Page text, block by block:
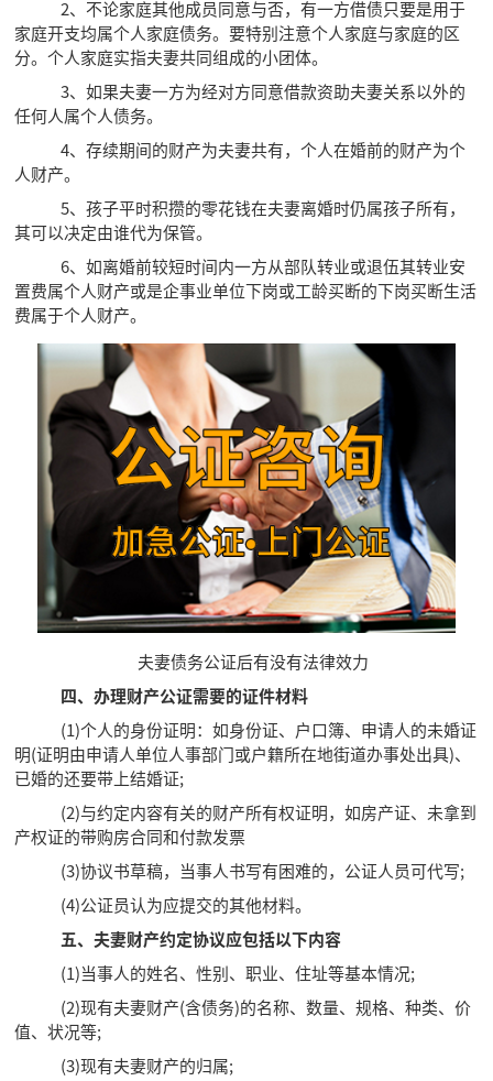
2、不论家庭其他成员同意与否，有一方借债只要是用于
家庭开支均属个人家庭债务。要特别注意个人家庭与家庭的区
分。个人家庭实指夫妻共同组成的小团体。
3、如果夫妻一方为经对方同意借款资助夫妻关系以外的
任何人属个人债务。
4、存续期间的财产为夫妻共有，个人在婚前的财产为个
人财产。
5、孩子平时积攒的零花钱在夫妻离婚时仍属孩子所有，
其可以决定由谁代为保管。
6、如离婚前较短时间内一方从部队转业或退伍其转业安
置费属个人财产或是企事业单位下岗或工龄买断的下岗买断生活
费属于个人财产。
夫妻债务公证后有没有法律效力
四、办理财产公证需要的证件材料
(1)个人的身份证明：如身份证、户口簿、申请人的未婚证
明(证明由申请人单位人事部门或户籍所在地街道办事处出具)、
已婚的还要带上结婚证;
(2)与约定内容有关的财产所有权证明，如房产证、未拿到
产权证的带购房合同和付款发票
(3)协议书草稿，当事人书写有困难的，公证人员可代写;
(4)公证员认为应提交的其他材料。
五、夫妻财产约定协议应包括以下内容
(1)当事人的姓名、性别、职业、住址等基本情况;
(2)现有夫妻财产(含债务)的名称、数量、规格、种类、价
值、状况等;
(3)现有夫妻财产的归属;